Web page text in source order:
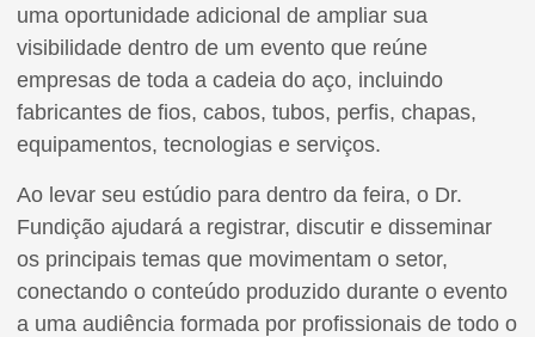
uma oportunidade adicional de ampliar sua
visibilidade dentro de um evento que reúne
empresas de toda a cadeia do aço, incluindo
fabricantes de fios, cabos, tubos, perfis, chapas,
equipamentos, tecnologias e serviços.
Ao levar seu estúdio para dentro da feira, o Dr.
Fundição ajudará a registrar, discutir e disseminar
os principais temas que movimentam o setor,
conectando o conteúdo produzido durante o evento
a uma audiência formada por profissionais de todo o